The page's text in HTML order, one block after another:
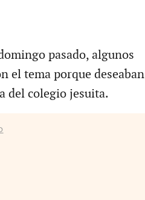
pasado, algunos
el tema porque deseaban
del colegio jesuita.